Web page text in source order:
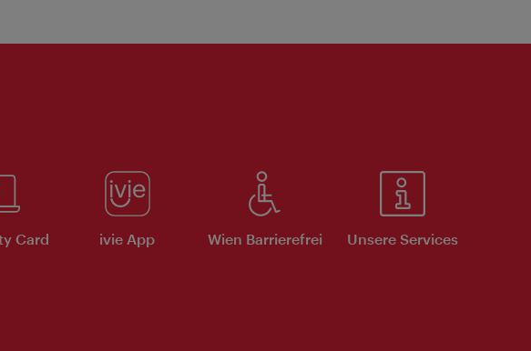
Card ivie App Wien Barrierefrei Unsere Services